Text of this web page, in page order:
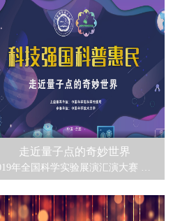
走近量子点的奇妙世界